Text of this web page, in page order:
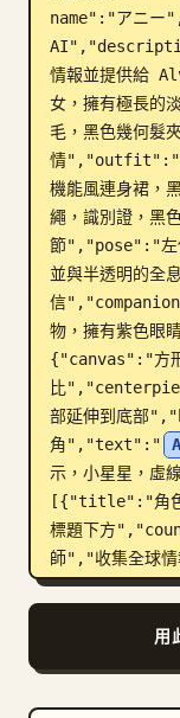
更新
name":"アニー
情報並提供給
女，擁有極長的
毛，黑色幾何髮
情","outfit":"寬
機能風連身裙，
繩，識別證，黑
節","pose":"左
並與半透明的全
信
物，擁有紫色
{"canvas":"方
比
部延伸到底部
角","text":"
示，小星星，
[{"title":"角色
標題下方
師","收集全球
吻：冷淡
呢","想知道的
場的話也行
用